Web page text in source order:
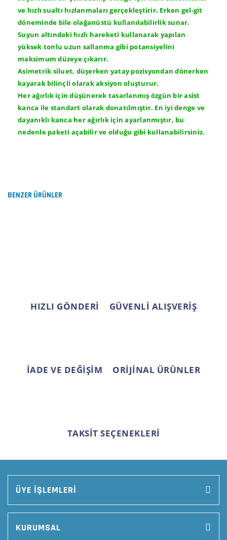
ve hızlı sualtı hızlanmaları gerçekleştirir. Erken gel-git
döneminde bile olağanüstü kullanılabilirlik sunar.
Suyun altındaki hızlı hareketi kullanarak yapılan
yüksek tonlu uzun sallanma gibi potansiyelini
maksimum düzeye çıkarır.
Asimetrik siluet, düşerken yatay pozisyondan dönerken
kayarak bilinçli olarak aksiyon oluşturur.
Her ağırlık için düşünerek tasarlanmış özgün bir asist
kanca ile standart olarak donatılmıştır. En iyi denge ve
dayanıklı kanca her ağırlık için ayarlanmıştır, bu
nedenle paketi açabilir ve olduğu gibi kullanabilirsiniz.
Görüş ve önerileriniz için teşekkür ederiz.
BENZER ÜRÜNLER
HIZLI GÖNDERİ GÜVENLİ ALIŞVERİŞ
İADE VE DEĞİŞİM ORİJİNAL ÜRÜNLER
TAKSİT SEÇENEKLERİ
ÜYE İŞLEMLERİ
KURUMSAL